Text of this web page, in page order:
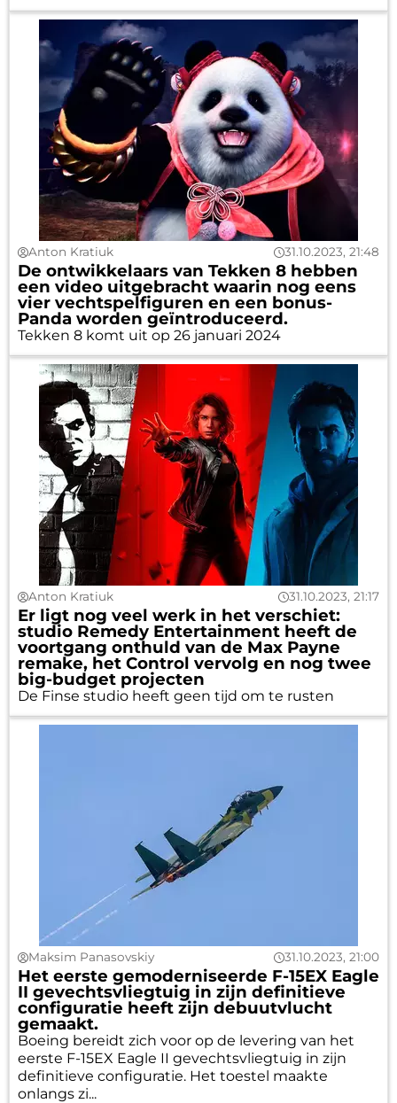
Anton Kratiuk 31.10.2023, 21:48
De ontwikkelaars van Tekken 8 hebben
een video uitgebracht waarin nog eens
vier vechtspelfiguren en een bonus-
Panda worden geïntroduceerd.
Tekken 8 komt uit op 26 januari 2024
Anton Kratiuk 31.10.2023, 21:17
Er ligt nog veel werk in het verschiet:
studio Remedy Entertainment heeft de
voortgang onthuld van de Max Payne
remake, het Control vervolg en nog twee
big-budget projecten
De Finse studio heeft geen tijd om te rusten
Maksim Panasovskiy 31.10.2023, 21:00
Het eerste gemoderniseerde F-15EX Eagle
II gevechtsvliegtuig in zijn definitieve
configuratie heeft zijn debuutvlucht
gemaakt.
Boeing bereidt zich voor op de levering van het
eerste F-15EX Eagle II gevechtsvliegtuig in zijn
definitieve configuratie. Het toestel maakte
onlangs zi...